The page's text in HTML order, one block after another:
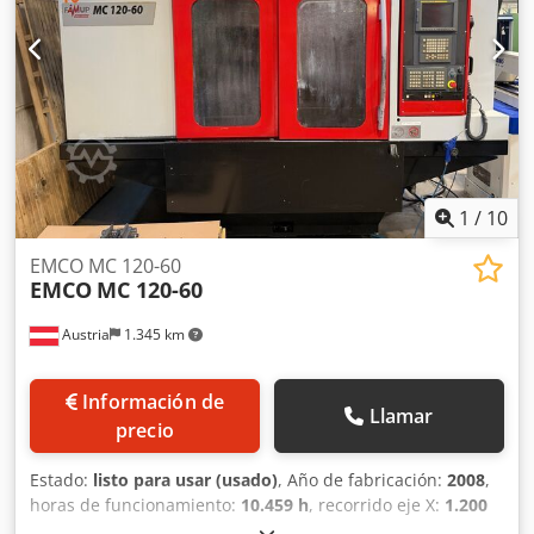
capacidad para 24 herramientas e incluye refrigeración a
través del husillo y un transportador de virutas. Si busca
obtener capacidades de mecanizado de alta calidad,
considere el centro de mecanizado vertical HAAS VF-4SSHE
que tenemos a la venta. Póngase en contacto con nosotros
para obtener más detalles. • Refrigeración a través del
husillo Dkodpfx Aoznv Iwsl Dsr Equipamiento adicional •
Transportador de virutas Technical Specification Taper
Size BT 40
1 / 10
Austria 1.345 km
EMCO MC 120-60
EMCO MC 120-60
Información de
precio
Llamar
Estado: listo para usar (usado), Año de fabricación: 2008,
horas de funcionamiento: 10.459 h, recorrido eje X: 1.200